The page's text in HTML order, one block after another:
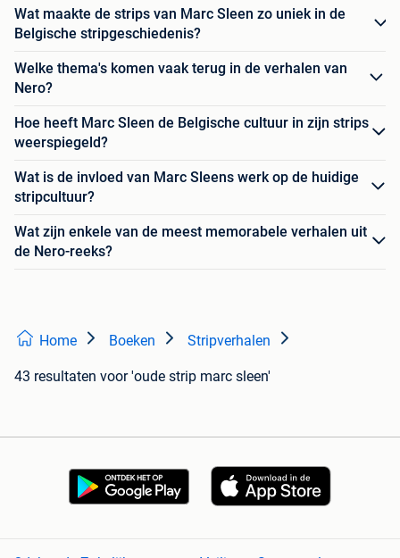
Wat maakte de strips van Marc Sleen zo uniek in de
Belgische stripgeschiedenis?
Welke thema's komen vaak terug in de verhalen van
Nero?
Hoe heeft Marc Sleen de Belgische cultuur in zijn strips
weerspiegeld?
Wat is de invloed van Marc Sleens werk op de huidige
stripcultuur?
Wat zijn enkele van de meest memorabele verhalen uit
de Nero-reeks?
Home Boeken Stripverhalen
43 resultaten voor 'oude strip marc sleen'